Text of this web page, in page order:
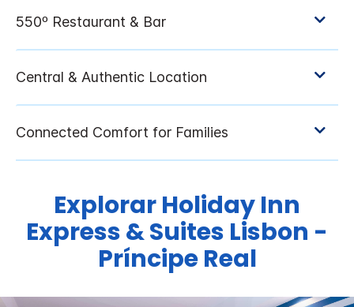
ExplorarHoliday Inn
Express & Suites Lisbon -
Príncipe Real